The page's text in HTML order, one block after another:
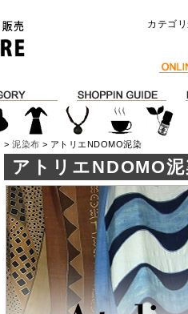
カテゴ
>泥染布 > アトリエNDOMO泥染
アトリエNDOMO